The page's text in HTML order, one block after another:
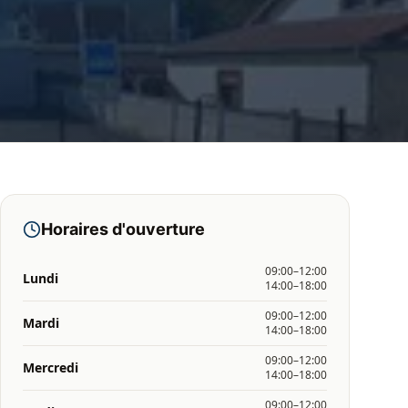
Horaires d'ouverture
Lundi
09:00–12:00
14:00–18:00
Mardi
09:00–12:00
14:00–18:00
Mercredi
09:00–12:00
14:00–18:00
09:00–12:00